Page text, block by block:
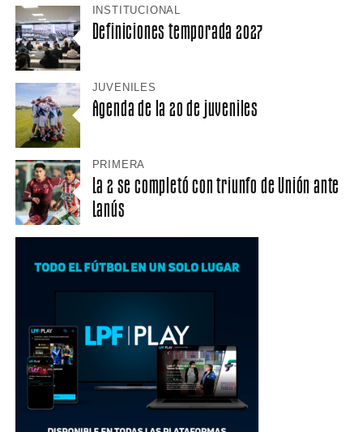
INSTITUCIONAL
Definiciones temporada 2027
JUVENILES
Agenda de la 20 de juveniles
PRIMERA
La 2 se completó con triunfo de Unión ante
Lanús